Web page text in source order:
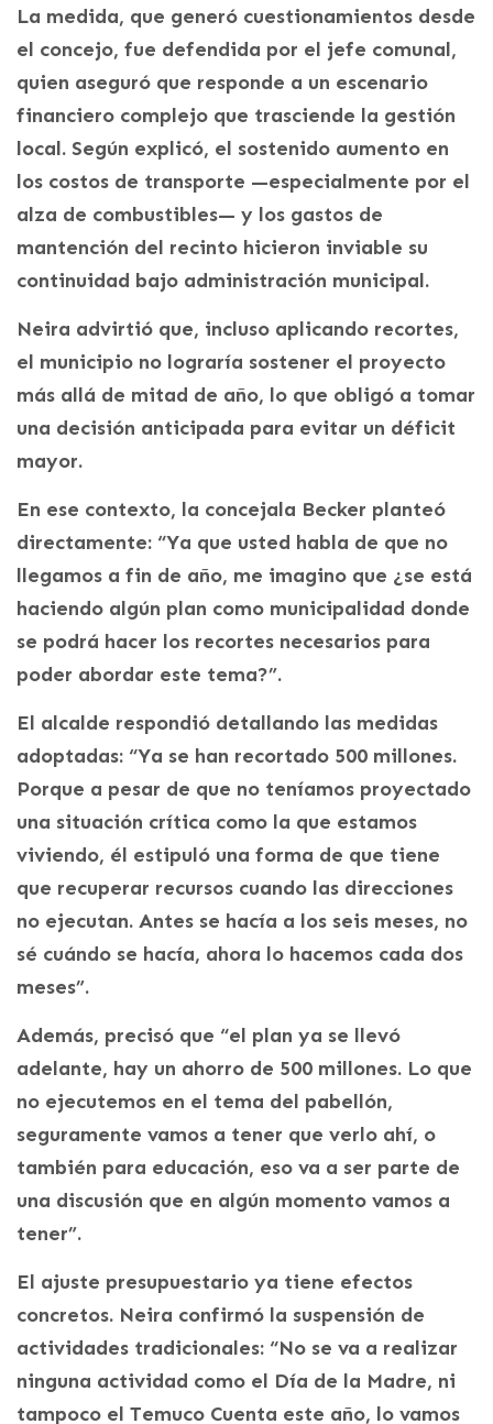
La medida, que generó cuestionamientos desde
el concejo, fue defendida por el jefe comunal,
quien aseguró que responde a un escenario
financiero complejo que trasciende la gestión
local. Según explicó, el sostenido aumento en
los costos de transporte —especialmente por el
alza de combustibles— y los gastos de
mantención del recinto hicieron inviable su
continuidad bajo administración municipal.
Neira advirtió que, incluso aplicando recortes,
el municipio no lograría sostener el proyecto
más allá de mitad de año, lo que obligó a tomar
una decisión anticipada para evitar un déficit
mayor.
En ese contexto, la concejala Becker planteó
directamente: “Ya que usted habla de que no
llegamos a fin de año, me imagino que ¿se está
haciendo algún plan como municipalidad donde
se podrá hacer los recortes necesarios para
poder abordar este tema?”.
El alcalde respondió detallando las medidas
adoptadas: “Ya se han recortado 500 millones.
Porque a pesar de que no teníamos proyectado
una situación crítica como la que estamos
viviendo, él estipuló una forma de que tiene
que recuperar recursos cuando las direcciones
no ejecutan. Antes se hacía a los seis meses, no
sé cuándo se hacía, ahora lo hacemos cada dos
meses”.
Además, precisó que “el plan ya se llevó
adelante, hay un ahorro de 500 millones. Lo que
no ejecutemos en el tema del pabellón,
seguramente vamos a tener que verlo ahí, o
también para educación, eso va a ser parte de
una discusión que en algún momento vamos a
tener”.
El ajuste presupuestario ya tiene efectos
concretos. Neira confirmó la suspensión de
actividades tradicionales: “No se va a realizar
ninguna actividad como el Día de la Madre, ni
tampoco el Temuco Cuenta este año, lo vamos